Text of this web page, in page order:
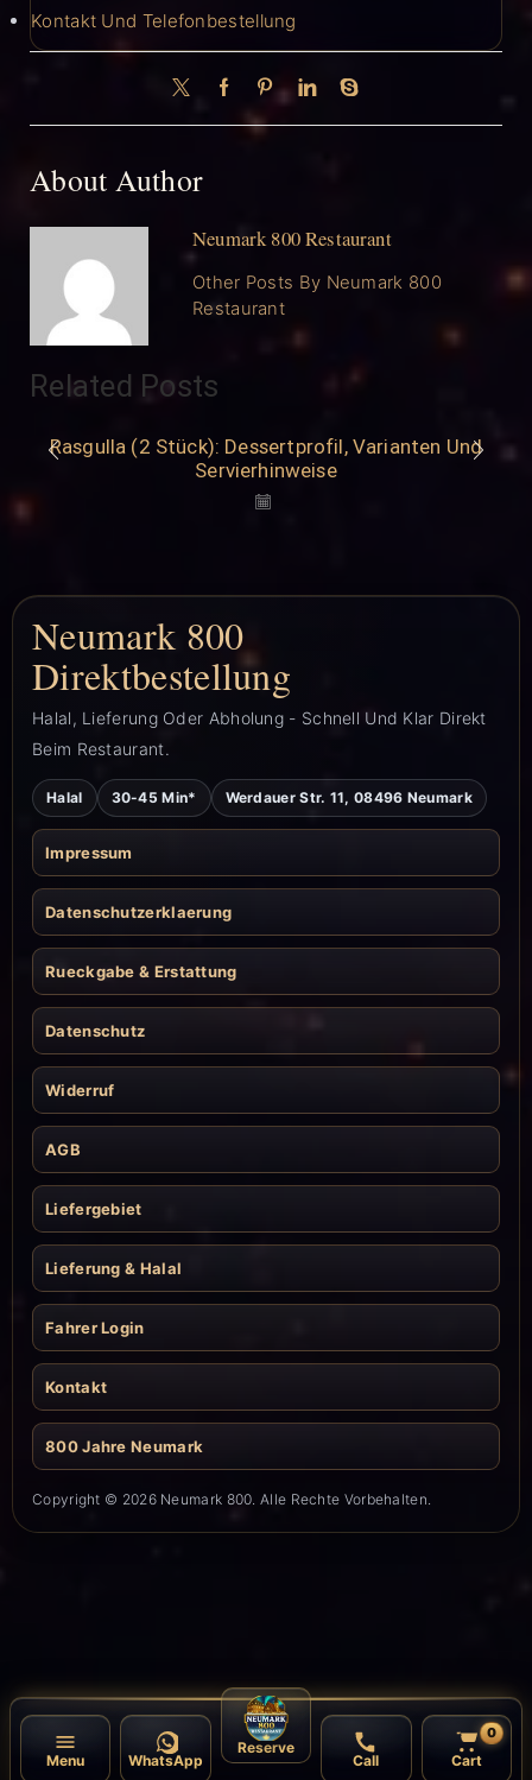
Kontakt Und Telefonbestellung
About Author
Neumark 800 Restaurant
Other Posts By Neumark 800
Restaurant
Related Posts
Rasgulla (2 Stück): Dessertprofil, Varianten Und
Servierhinweise
Menu WhatsApp
Reserve
Call Cart
0
Neumark 800
Direktbestellung
Halal, Lieferung Oder Abholung - Schnell Und Klar Direkt
Beim Restaurant.
Halal 30-45 Min* Werdauer Str. 11, 08496 Neumark
Impressum
Datenschutzerklaerung
Rueckgabe & Erstattung
Datenschutz
Widerruf
AGB
Liefergebiet
Lieferung & Halal
Fahrer Login
Kontakt
800 Jahre Neumark
Copyright © 2026 Neumark 800. Alle Rechte Vorbehalten.